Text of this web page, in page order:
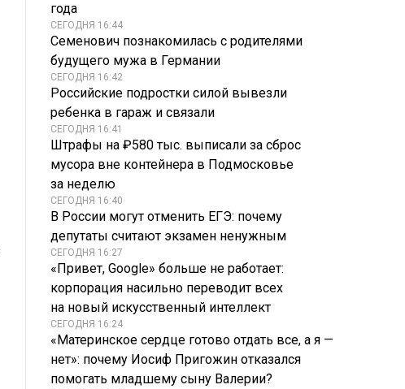
года
СЕГОДНЯ 16:44
Семенович познакомилась с родителями
будущего мужа в Германии
СЕГОДНЯ 16:42
Российские подростки силой вывезли
ребенка в гараж и связали
СЕГОДНЯ 16:41
Штрафы на ₽580 тыс. выписали за сброс
мусора вне контейнера в Подмосковье
за неделю
СЕГОДНЯ 16:40
В России могут отменить ЕГЭ: почему
депутаты считают экзамен ненужным
СЕГОДНЯ 16:27
«Привет, Google» больше не работает:
корпорация насильно переводит всех
на новый искусственный интеллект
СЕГОДНЯ 16:24
«Материнское сердце готово отдать все, а я —
нет»: почему Иосиф Пригожин отказался
помогать младшему сыну Валерии?